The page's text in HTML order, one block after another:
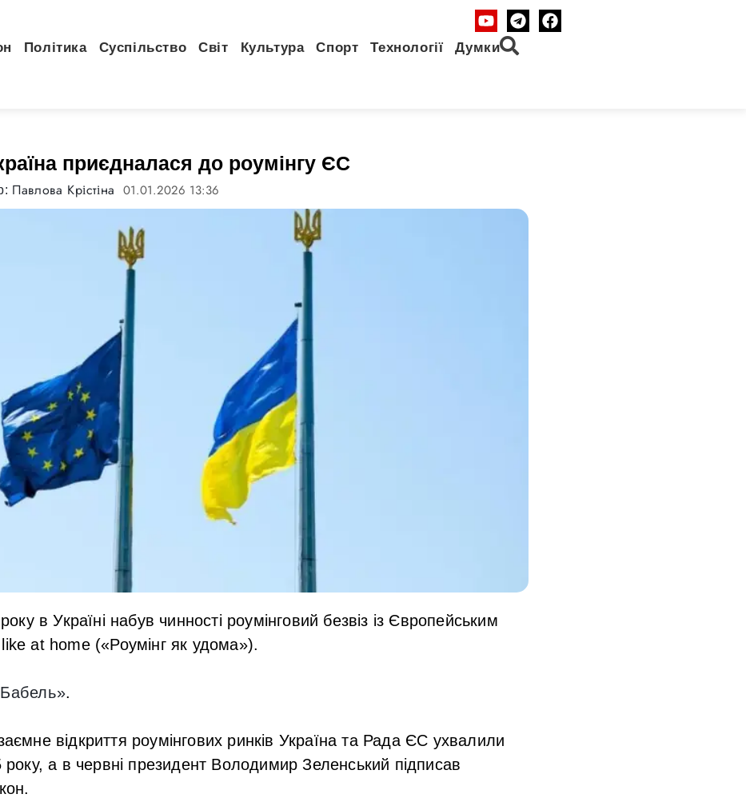
Політика Суспільство Світ Культура Спорт Технології Думки
приєдналася до роумінгу ЄС
Павлова Крістіна 01.01.2026 13:36
в Україні набув чинності роумінговий безвіз із Європейським
at home («Роумінг як удома»).
.
відкриття роумінгових ринків Україна та Рада ЄС ухвалили
року, а в червні президент Володимир Зеленський підписав